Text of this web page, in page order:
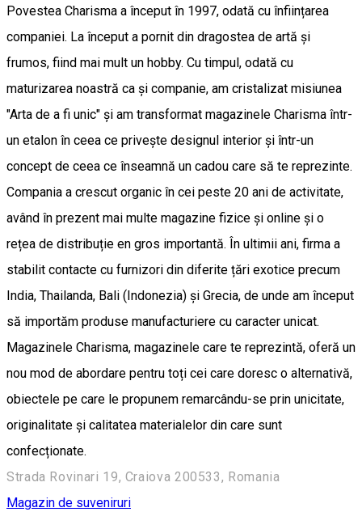
Povestea Charisma a început în 1997, odată cu înființarea
companiei. La început a pornit din dragostea de artă și
frumos, fiind mai mult un hobby. Cu timpul, odată cu
maturizarea noastră ca și companie, am cristalizat misiunea
"Arta de a fi unic" și am transformat magazinele Charisma într-
un etalon în ceea ce privește designul interior și într-un
concept de ceea ce înseamnă un cadou care să te reprezinte.
Compania a crescut organic în cei peste 20 ani de activitate,
având în prezent mai multe magazine fizice și online și o
rețea de distribuție en gros importantă. În ultimii ani, firma a
stabilit contacte cu furnizori din diferite țări exotice precum
India, Thailanda, Bali (Indonezia) și Grecia, de unde am început
să importăm produse manufacturiere cu caracter unicat.
Magazinele Charisma, magazinele care te reprezintă, oferă un
nou mod de abordare pentru toți cei care doresc o alternativă,
obiectele pe care le propunem remarcându-se prin unicitate,
originalitate și calitatea materialelor din care sunt
confecționate.
Strada Rovinari 19, Craiova 200533, Romania
Magazin de suveniruri